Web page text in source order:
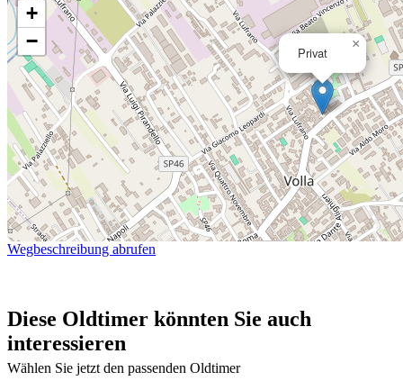
Privat
×
+
−
Wegbeschreibung abrufen
Diese Oldtimer könnten Sie auch
interessieren
Wählen Sie jetzt den passenden Oldtimer